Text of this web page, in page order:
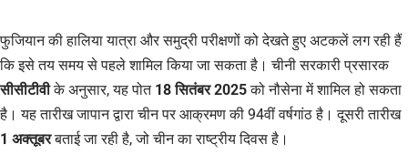
फुजियान की हालिया यात्रा और समुद्री परीक्षणों को देखते हुए अटकलें लग रही हैं
कि इसे तय समय से पहले शामिल किया जा सकता है। चीनी सरकारी प्रसारक
सीसीटीवीके अनुसार, यह पोत 18 सितंबर 2025को नौसेना में शामिल हो सकता
है। यह तारीख जापान द्वारा चीन पर आक्रमण की 94वीं वर्षगांठ है। दूसरी तारीख
1 अक्तूबरबताई जा रही है, जो चीन का राष्ट्रीय दिवस है।